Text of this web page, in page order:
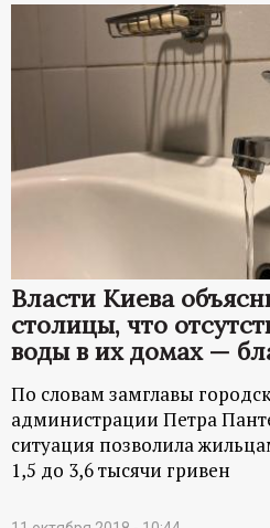
Власти Киева
столицы, что
воды в их домах —
По словам замглавы
администрации Петра
ситуация позволила
1,5 до 3,6 тысячи гривен